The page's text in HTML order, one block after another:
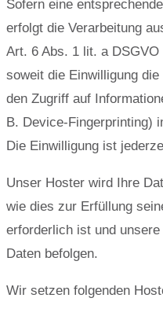
Sofern eine
erfolgt die Verarbeitung
Art. 6 Abs. 1 lit. a
soweit die Einwilligung
den Zugriff auf
B. Device-Fingerprinting)
Die Einwilligung ist
Unser Hoster wird Ihre
wie dies zur Erfüllung
erforderlich ist und
Daten befolgen.
Wir setzen folgenden